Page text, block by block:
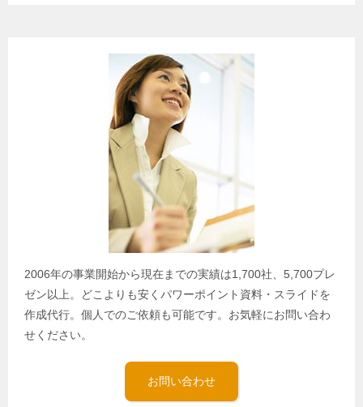
2006年の事業開始から現在までの実績は1,700社、5,700プレ
ゼン以上。どこよりも安くパワーポイント資料・スライドを
作成代行。個人でのご依頼も可能です。お気軽にお問い合わ
せください。
お問い合わせ